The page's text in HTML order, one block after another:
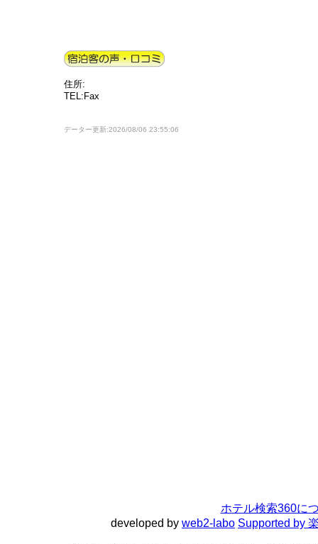
住所:
TEL:Fax
データー更新:2026/08/06 23:55:06
ホテル検索360に
developed by web2-labo Supported by